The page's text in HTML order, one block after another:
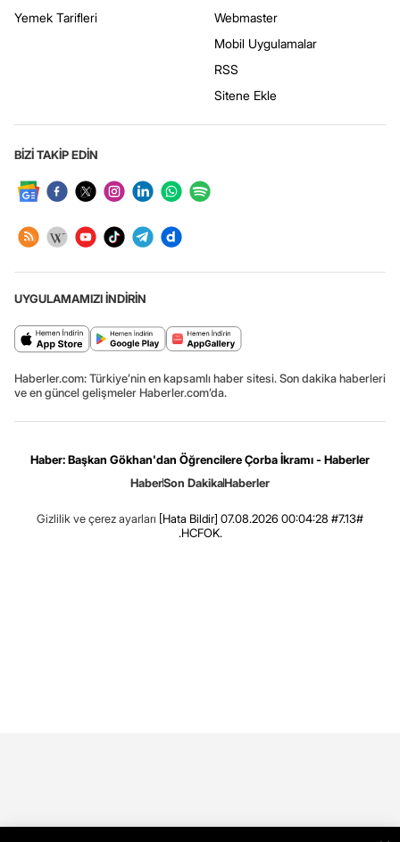
Yemek Tarifleri
Webmaster
Mobil Uygulamalar
RSS
Sitene Ekle
BİZİ TAKİP EDİN
UYGULAMAMIZI İNDİRİN
Haberler.com: Türkiye’nin en kapsamlı haber sitesi. Son dakika haberleri
ve en güncel gelişmeler Haberler.com’da.
Haber: Başkan Gökhan'dan Öğrencilere Çorba İkramı - Haberler
HaberSon DakikaHaberler
Gizlilik ve çerez ayarları [Hata Bildir] 07.08.2026 00:04:28 #7.13#
.HCFOK.